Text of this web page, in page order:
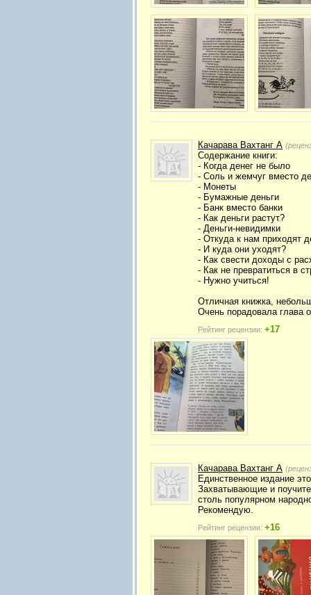
Качарава Вахтанг А
Содержание книги:
- Когда денег не было
- Соль и жемчуг вместо
- Монеты
- Бумажные деньги
- Банк вместо банки
- Как деньги растут?
- Деньги-невидимки
- Откуда к нам приходят
- И куда они уходят?
- Как свести доходы с
- Как не превратиться в
- Нужно учиться!
Отличная книжка,
Очень порадовала глава
Рейтинг рецензии: +17
Качарава Вахтанг А
Единственное издание
Захватывающие и
столь популярном
Рекомендую.
Рейтинг рецензии: +16